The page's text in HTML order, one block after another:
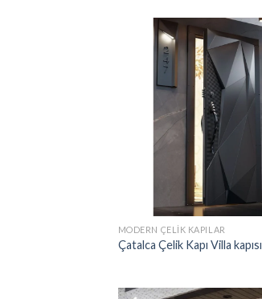
MODERN ÇELIK KAPILAR
Çatalca Çelik Kapı Villa kapısı